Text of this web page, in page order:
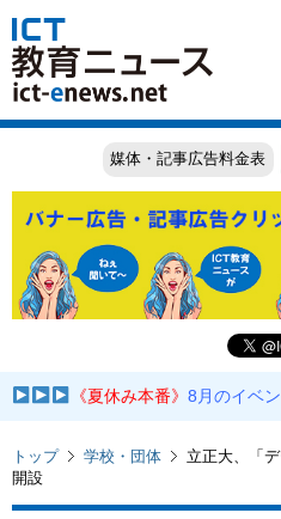
媒体・記事広告料金表
《夏休み本番》8月のイベ
トップ 学校・団体
⽴正⼤、「
開設